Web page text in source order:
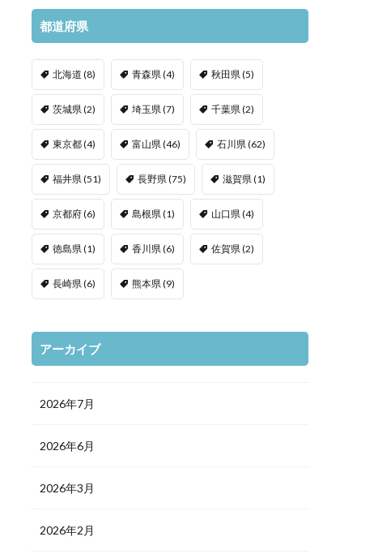
都道府県
北海道 (8) 青森県(4) 秋田県(5)
茨城県(2) 埼玉県(7) 千葉県(2)
東京都(4) 富山県(46) 石川県(62)
福井県(51) 長野県(75) 滋賀県(1)
京都府(6) 島根県(1) 山口県(4)
徳島県(1) 香川県(6) 佐賀県(2)
長崎県(6) 熊本県(9)
アーカイブ
2026年7月
2026年6月
2026年3月
2026年2月